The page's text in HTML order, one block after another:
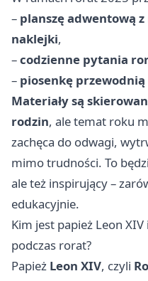
– planszę adwentową
naklejki,
–codzienne pytania
– piosenkę przewodnią
Materiały są
rodzin, ale temat roku
zachęca do odwagi,
mimo trudności. To
ale też inspirujący –
edukacyjnie.
Kim jest papież Leon
podczas rorat?
Papież Leon XIV, czyli